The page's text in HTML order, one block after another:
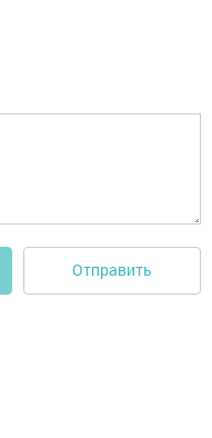
Отправить